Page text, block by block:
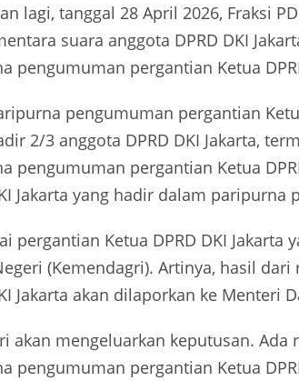
lagi, tanggal 28 April 2026, Fraksi
suara anggota DPRD DKI
pengumuman pergantian Ketua
pengumuman pergantian
2/3 anggota DPRD DKI Jakarta,
pengumuman pergantian Ketua
Jakarta yang hadir dalam paripurna
pergantian Ketua DPRD DKI
(Kemendagri). Artinya, hasil
Jakarta akan dilaporkan ke Menteri
akan mengeluarkan keputusan.
pengumuman pergantian Ketua